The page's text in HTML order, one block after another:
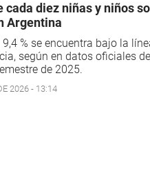
cada diez niñas y niños
Argentina
9,4 % se encuentra bajo la
según en datos oficiales del
de 2025.
2026 - 13:14